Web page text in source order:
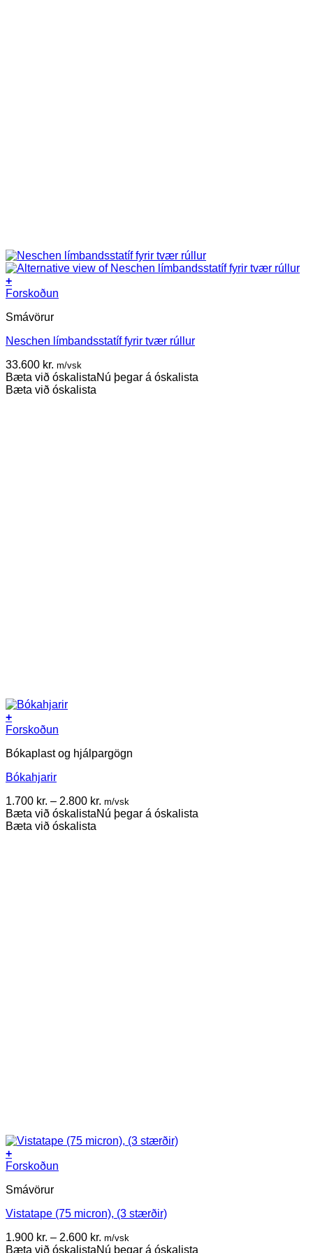
+
Forskoðun
Smávörur
Neschen límbandsstatíf fyrir tvær rúllur
33.600 kr. m/vsk
Bæta við óskalistaNú þegar á óskalista
Bæta við óskalista
+
This
has
variants.
options
may
be
Forskoðun
Bókaplast og hjálpargögn
Bókahjarir
1.700 kr. – 2.800 kr. Price
range:
m/vsk
Bæta við óskalistaNú þegar á óskalista
Bæta við óskalista
+
This
has
variants.
options
Forskoðun
Smávörur
Vistatape (75 micron), (3 stærðir)
1.900 kr. – 2.600 kr. Price
range:
m/vsk
Bæta við óskalistaNú þegar á óskalista